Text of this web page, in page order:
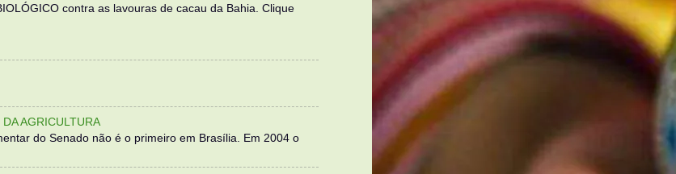
contra as lavouras de cacau da Bahia. Clique
AGRICULTURA
do Senado não é o primeiro em Brasília. Em 2004 o